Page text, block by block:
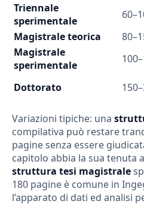
Triennale
sperimentale
Magistrale teorica
Magistrale
sperimentale
Dottorato
Variazioni tipiche: una
compilativa può restare
pagine senza essere
capitolo abbia la sua tenuta
struttura tesi magistrale
180 pagine è comune in
l’apparato di dati ed analisi